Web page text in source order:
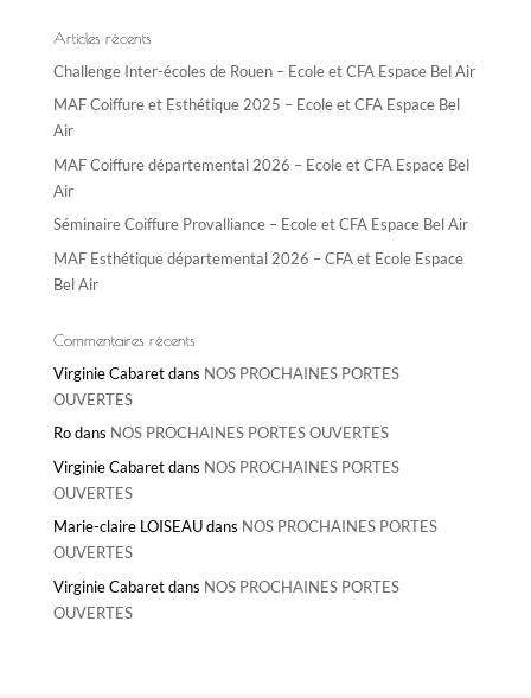
Articles récents
Challenge Inter-écoles de Rouen – Ecole et CFA Espace Bel Air
MAF Coiffure et Esthétique 2025 – Ecole et CFA Espace Bel
Air
MAF Coiffure départemental 2026 – Ecole et CFA Espace Bel
Air
Séminaire Coiffure Provalliance – Ecole et CFA Espace Bel Air
MAF Esthétique départemental 2026 – CFA et Ecole Espace
Bel Air
Commentaires récents
Virginie Cabaretdans NOS PROCHAINES PORTES
OUVERTES
Rodans NOS PROCHAINES PORTES OUVERTES
Virginie Cabaretdans NOS PROCHAINES PORTES
OUVERTES
Marie-claire LOISEAUdans NOS PROCHAINES PORTES
OUVERTES
Virginie Cabaretdans NOS PROCHAINES PORTES
OUVERTES